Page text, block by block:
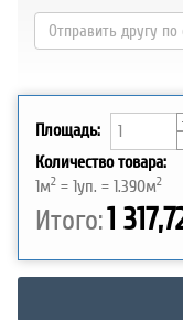
Площадь:
Количество товара:
1м2 =1уп. =1.390м2
Итого:1